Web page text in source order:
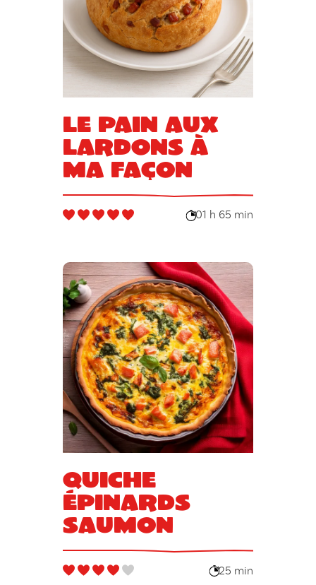
Le pain aux
lardons à
ma façon
01 h 65 min
Quiche
épinards
saumon
25 min